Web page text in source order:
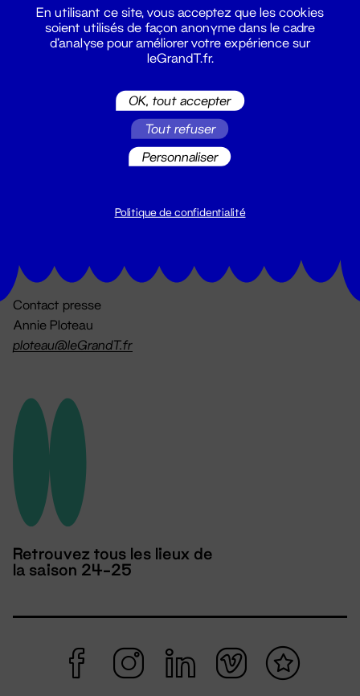
billetterie@leGrandT.fr
Contact presse
Annie Ploteau
ploteau@leGrandT.fr
Retrouvez tous les lieux de
la saison 24-25
En utilisant ce site, vous acceptez que les cookies
soient utilisés de façon anonyme dans le cadre
d'analyse pour améliorer votre expérience sur
leGrandT.fr.
OK, tout accepter
Tout refuser
Personnaliser
Politique de confidentialité